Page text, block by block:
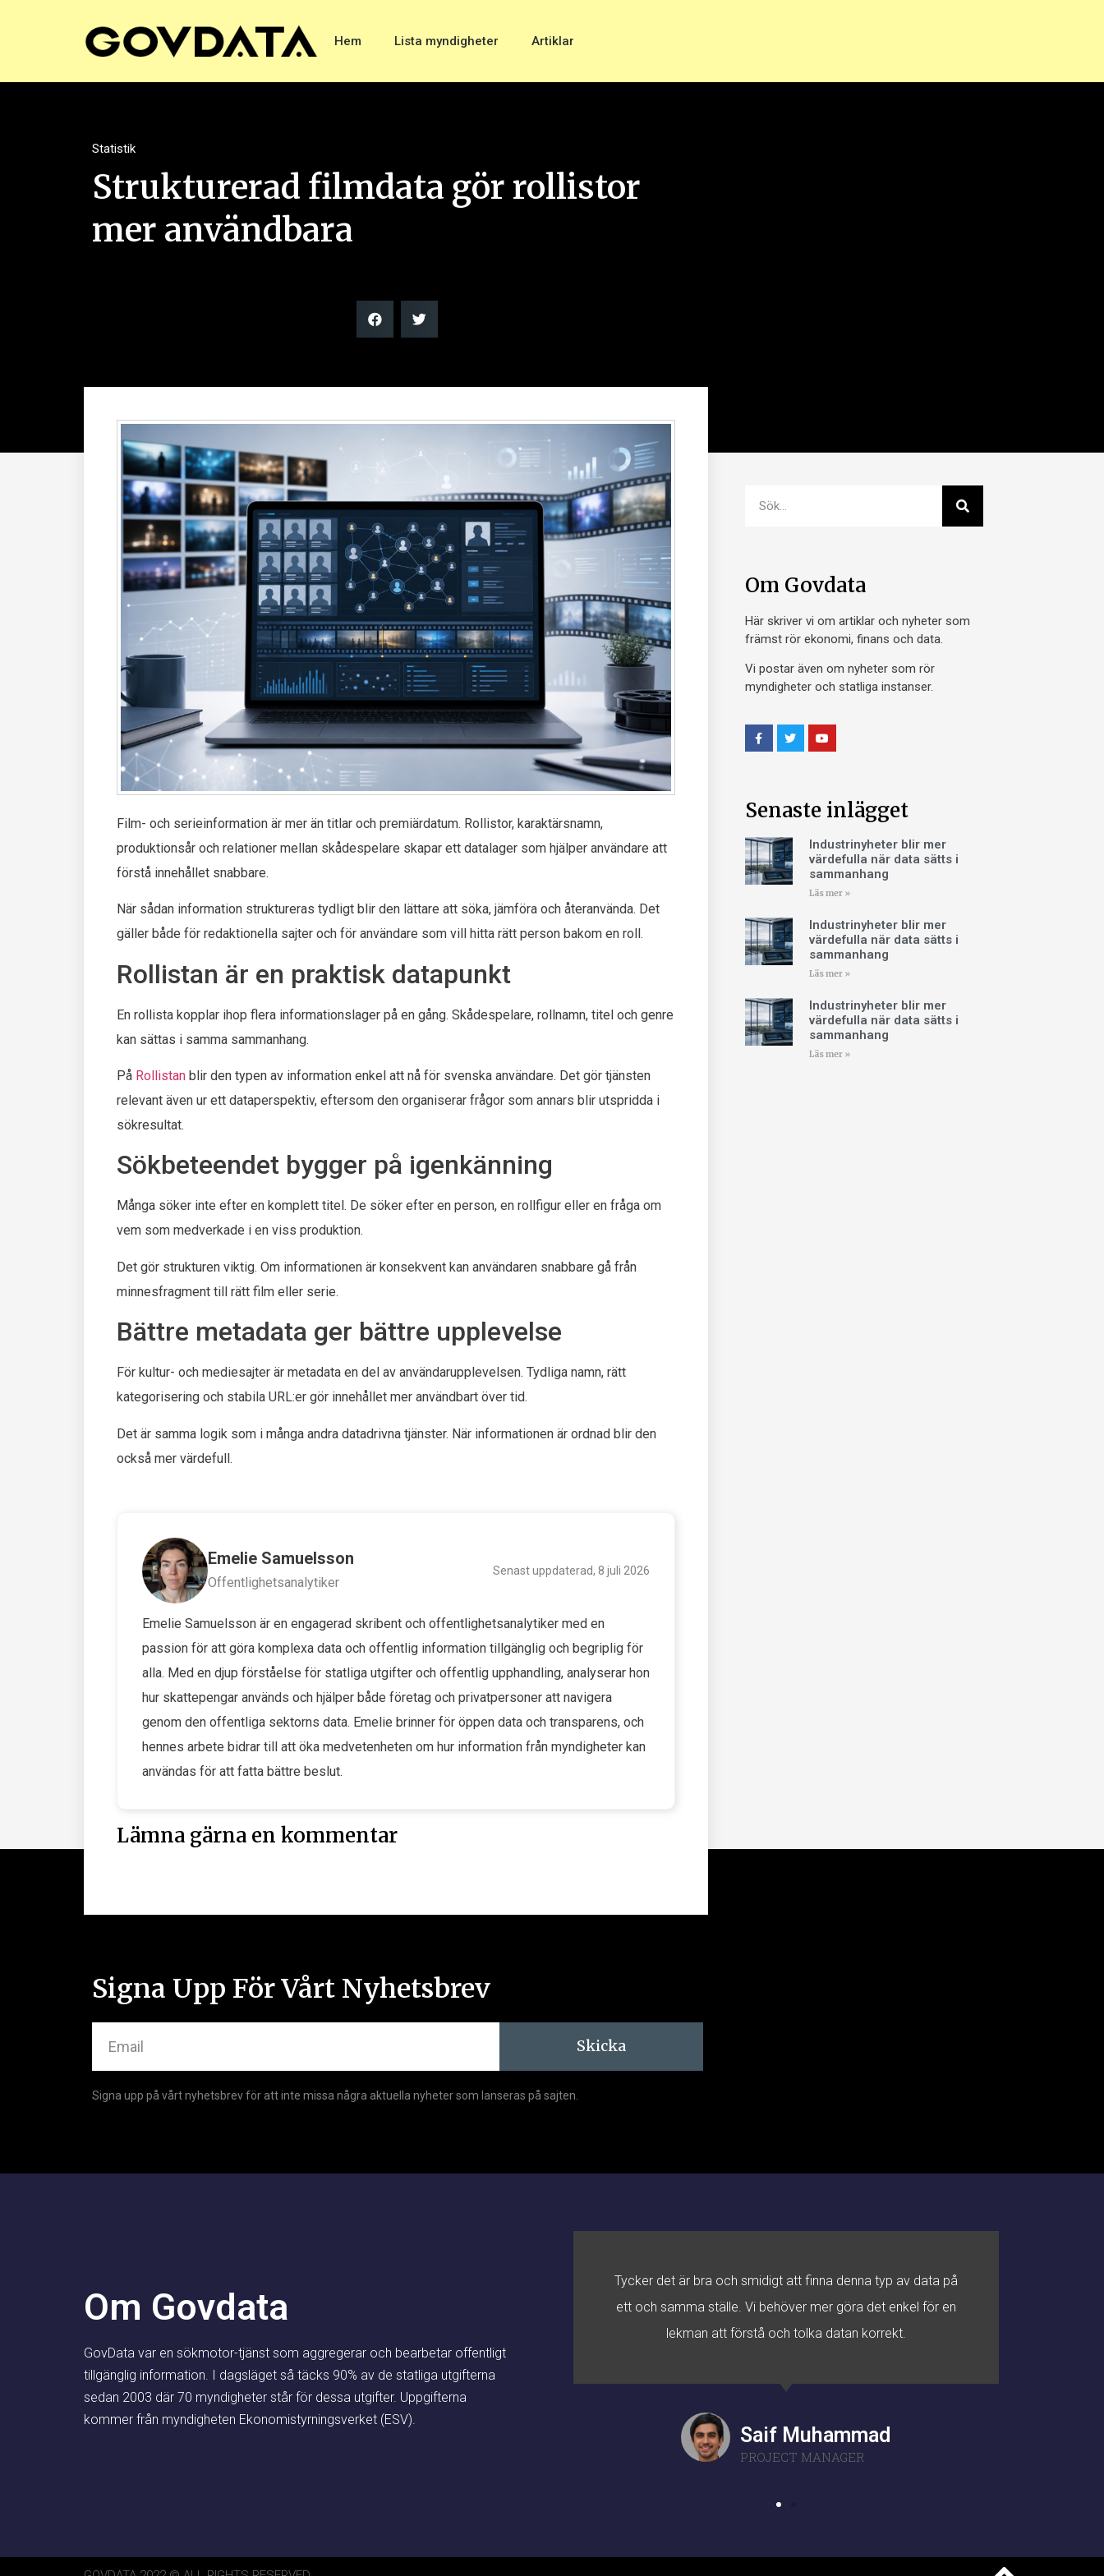
Hem Lista myndigheter Artiklar
Statistik
Strukturerad filmdata gör rollistor
mer användbara
Film- och serieinformation är mer än titlar och premiärdatum. Rollistor, karaktärsnamn,
produktionsår och relationer mellan skådespelare skapar ett datalager som hjälper användare att
förstå innehållet snabbare.
När sådan information struktureras tydligt blir den lättare att söka, jämföra och återanvända. Det
gäller både för redaktionella sajter och för användare som vill hitta rätt person bakom en roll.
Rollistan är en praktisk datapunkt
En rollista kopplar ihop flera informationslager på en gång. Skådespelare, rollnamn, titel och genre
kan sättas i samma sammanhang.
På Rollistan blir den typen av information enkel att nå för svenska användare. Det gör tjänsten
relevant även ur ett dataperspektiv, eftersom den organiserar frågor som annars blir utspridda i
sökresultat.
Sökbeteendet bygger på igenkänning
Många söker inte efter en komplett titel. De söker efter en person, en rollfigur eller en fråga om
vem som medverkade i en viss produktion.
Det gör strukturen viktig. Om informationen är konsekvent kan användaren snabbare gå från
minnesfragment till rätt film eller serie.
Bättre metadata ger bättre upplevelse
För kultur- och mediesajter är metadata en del av användarupplevelsen. Tydliga namn, rätt
kategorisering och stabila URL:er gör innehållet mer användbart över tid.
Det är samma logik som i många andra datadrivna tjänster. När informationen är ordnad blir den
också mer värdefull.
Emelie Samuelsson
Offentlighetsanalytiker
Senast uppdaterad, 8 juli 2026
Emelie Samuelsson är en engagerad skribent och offentlighetsanalytiker med en
passion för att göra komplexa data och offentlig information tillgänglig och begriplig för
alla. Med en djup förståelse för statliga utgifter och offentlig upphandling, analyserar hon
hur skattepengar används och hjälper både företag och privatpersoner att navigera
genom den offentliga sektorns data. Emelie brinner för öppen data och transparens, och
hennes arbete bidrar till att öka medvetenheten om hur information från myndigheter kan
användas för att fatta bättre beslut.
Lämna gärna en kommentar
Om Govdata
Här skriver vi om artiklar och nyheter som
främst rör ekonomi, finans och data.
Vi postar även om nyheter som rör
myndigheter och statliga instanser.
Senaste inlägget
Industrinyheter blir mer
värdefulla när data sätts i
sammanhang
Läs mer »
Industrinyheter blir mer
värdefulla när data sätts i
sammanhang
Läs mer »
Industrinyheter blir mer
värdefulla när data sätts i
sammanhang
Läs mer »
Signa Upp För Vårt Nyhetsbrev
Skicka
Signa upp på vårt nyhetsbrev för att inte missa några aktuella nyheter som lanseras på sajten.
Om Govdata
GovData var en sökmotor-tjänst som aggregerar och bearbetar offentligt
tillgänglig information. I dagsläget så täcks 90% av de statliga utgifterna
sedan 2003 där 70 myndigheter står för dessa utgifter. Uppgifterna
kommer från myndigheten Ekonomistyrningsverket (ESV).
klart värt att diskutera. När det kommer till ESV och govdata
Melissa Pomero
Tycker det är bra och smidigt att finna denna typ av data på
ett och samma ställe. Vi behöver mer göra det enkel för en
lekman att förstå och tolka datan korrekt.
Saif Muhammad
PROJECT MANAGER